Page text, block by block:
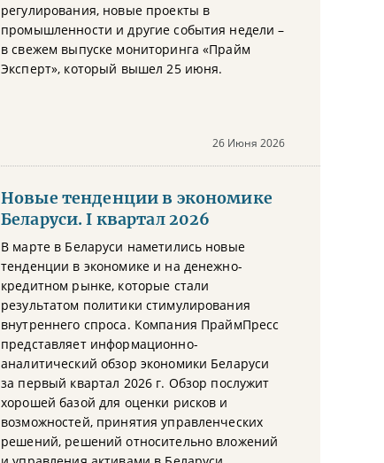
регулирования, новые проекты в
промышленности и другие события недели –
в свежем выпуске мониторинга «Прайм
Эксперт», который вышел 25 июня.
26 Июня 2026
Новые тенденции в экономике
Беларуси. I квартал 2026
В марте в Беларуси наметились новые
тенденции в экономике и на денежно-
кредитном рынке, которые стали
результатом политики стимулирования
внутреннего спроса. Компания ПраймПресс
представляет информационно-
аналитический обзор экономики Беларуси
за первый квартал 2026 г. Обзор послужит
хорошей базой для оценки рисков и
возможностей, принятия управленческих
решений, решений относительно вложений